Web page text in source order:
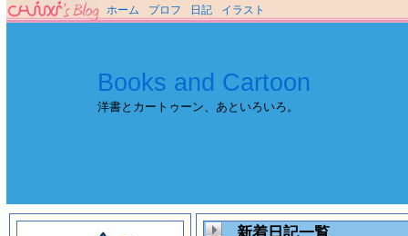
ホーム プロフ 日記 イラスト
Books and Cartoon
洋書とカートゥーン、あといろいろ。
新着日記一覧